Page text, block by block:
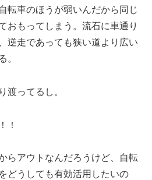
転車のほうが弱いんだから同じ
おもってしまう。流石に車通り
逆走であっても狭い道より広い
。
渡ってるし。
！
らアウトなんだろうけど、自転
どうしても有効活用したいの